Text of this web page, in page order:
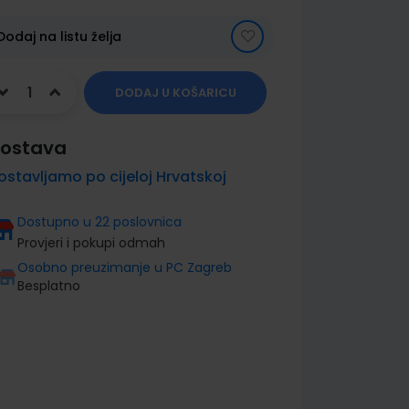
na listu želja
DODAJ U KOŠARICU
po cijeloj Hrvatskoj
Dostupno u 22 poslovnica
Provjeri i pokupi odmah
Osobno preuzimanje u PC Zagreb
Besplatno